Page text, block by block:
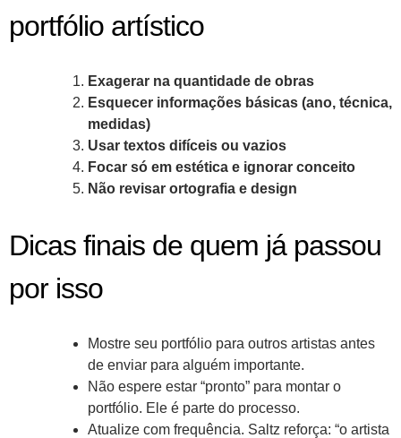
portfólio artístico
Exagerar na quantidade de obras
Esquecer informações básicas (ano, técnica,
medidas)
Usar textos difíceis ou vazios
Focar só em estética e ignorar conceito
Não revisar ortografia e design
Dicas finais de quem já passou
por isso
Mostre seu portfólio para outros artistas antes
de enviar para alguém importante.
Não espere estar “pronto” para montar o
portfólio. Ele é parte do processo.
Atualize com frequência. Saltz reforça: “o artista